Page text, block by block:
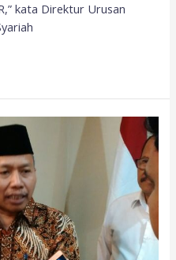
kata Direktur Urusan